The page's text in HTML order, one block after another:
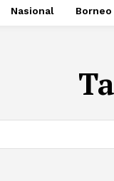
Nasional